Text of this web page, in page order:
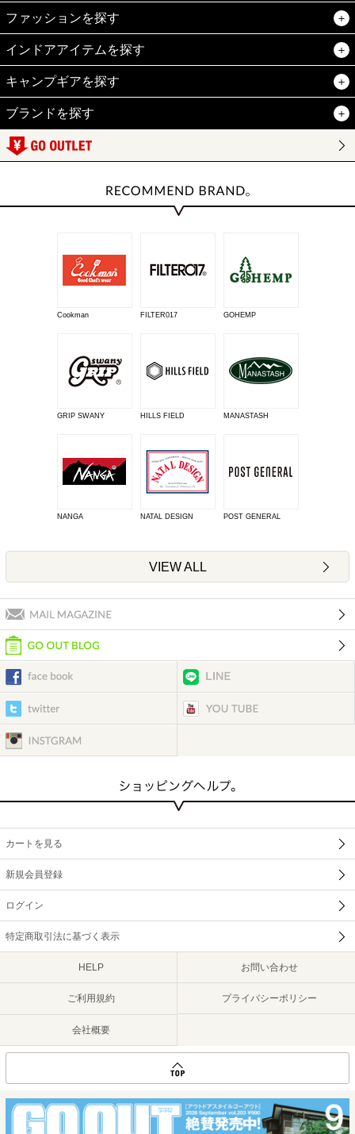
ファッションを探す
インドアアイテムを探す
キャンプギアを探す
ブランドを探す
Cookman FILTER017 GOHEMP
GRIP SWANY HILLS FIELD MANASTASH
NANGA NATAL DESIGN POST GENERAL
VIEW ALL
カートを見る
新規会員登録
ログイン
特定商取引法に基づく表示
HELP お問い合わせ
ご利用規約 プライバシーポリシー
会社概要